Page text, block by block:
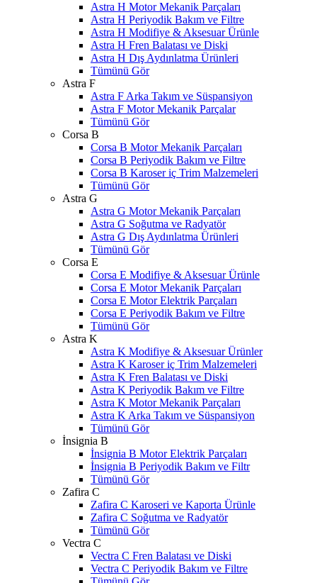
Astra H Motor Mekanik Parçaları
Astra H Periyodik Bakım ve Filtre
Astra H Modifiye & Aksesuar Ürünle
Astra H Fren Balatası ve Diski
Astra H Dış Aydınlatma Ürünleri
Tümünü Gör
Astra F
Astra F Arka Takım ve Süspansiyon
Astra F Motor Mekanik Parçalar
Tümünü Gör
Corsa B
Corsa B Motor Mekanik Parçaları
Corsa B Periyodik Bakım ve Filtre
Corsa B Karoser iç Trim Malzemeleri
Tümünü Gör
Astra G
Astra G Motor Mekanik Parçaları
Astra G Soğutma ve Radyatör
Astra G Dış Aydınlatma Ürünleri
Tümünü Gör
Corsa E
Corsa E Modifiye & Aksesuar Ürünle
Corsa E Motor Mekanik Parçaları
Corsa E Motor Elektrik Parçaları
Corsa E Periyodik Bakım ve Filtre
Tümünü Gör
Astra K
Astra K Modifiye & Aksesuar Ürünler
Astra K Karoser iç Trim Malzemeleri
Astra K Fren Balatası ve Diski
Astra K Periyodik Bakım ve Filtre
Astra K Motor Mekanik Parçaları
Astra K Arka Takım ve Süspansiyon
Tümünü Gör
İnsignia B
İnsignia B Motor Elektrik Parçaları
İnsignia B Periyodik Bakım ve Filtr
Tümünü Gör
Zafira C
Zafira C Karoseri ve Kaporta Ürünle
Zafira C Soğutma ve Radyatör
Tümünü Gör
Vectra C
Vectra C Fren Balatası ve Diski
Vectra C Periyodik Bakım ve Filtre